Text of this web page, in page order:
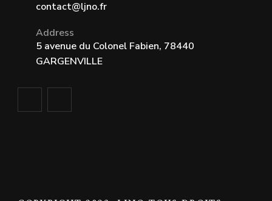
contact@ljno.fr
Address
5 avenue du Colonel Fabien, 78440
GARGENVILLE